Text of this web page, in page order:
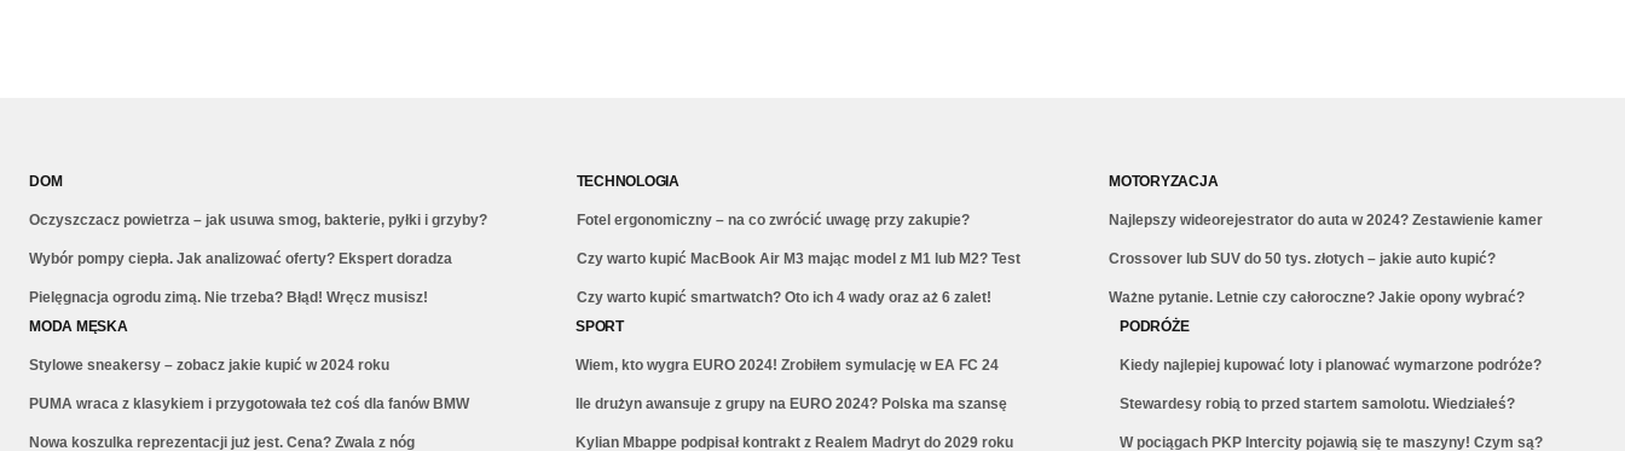
DOM
Oczyszczacz powietrza – jak usuwa smog, bakterie, pyłki i grzyby?
Wybór pompy ciepła. Jak analizować oferty? Ekspert doradza
Pielęgnacja ogrodu zimą. Nie trzeba? Błąd! Wręcz musisz!
TECHNOLOGIA
Fotel ergonomiczny – na co zwrócić uwagę przy zakupie?
Czy warto kupić MacBook Air M3 mając model z M1 lub M2? Test
Czy warto kupić smartwatch? Oto ich 4 wady oraz aż 6 zalet!
MOTORYZACJA
Najlepszy wideorejestrator do auta w 2024? Zestawienie kamer
Crossover lub SUV do 50 tys. złotych – jakie auto kupić?
Ważne pytanie. Letnie czy całoroczne? Jakie opony wybrać?
MODA MĘSKA
Stylowe sneakersy – zobacz jakie kupić w 2024 roku
PUMA wraca z klasykiem i przygotowała też coś dla fanów BMW
Nowa koszulka reprezentacji już jest. Cena? Zwala z nóg
SPORT
Wiem, kto wygra EURO 2024! Zrobiłem symulację w EA FC 24
Ile drużyn awansuje z grupy na EURO 2024? Polska ma szansę
Kylian Mbappe podpisał kontrakt z Realem Madryt do 2029 roku
PODRÓŻE
Kiedy najlepiej kupować loty i planować wymarzone podróże?
Stewardesy robią to przed startem samolotu. Wiedziałeś?
W pociągach PKP Intercity pojawią się te maszyny! Czym są?